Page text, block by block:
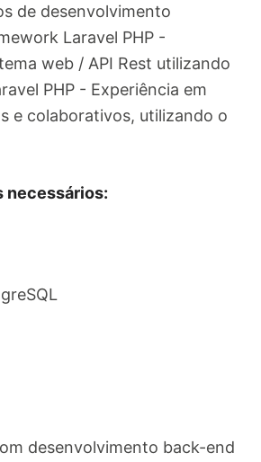
de desenvolvimento
Laravel PHP -
web / API Rest utilizando
PHP - Experiência em
e colaborativos, utilizando o
necessários:
desenvolvimento back-end